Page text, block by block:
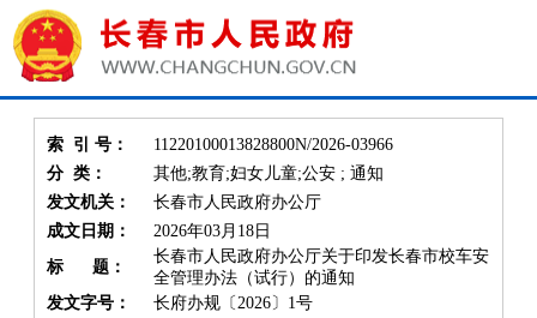
索 引 号：
11220100013828800N/2026-03966
分 类：
其他;教育;妇女儿童;公安 ; 通知
发文机关：
长春市人民政府办公厅
成文日期：
2026年03月18日
标 题：
长春市人民政府办公厅关于印发长春市校车安
全管理办法（试行）的通知
发文字号：
长府办规〔2026〕1号